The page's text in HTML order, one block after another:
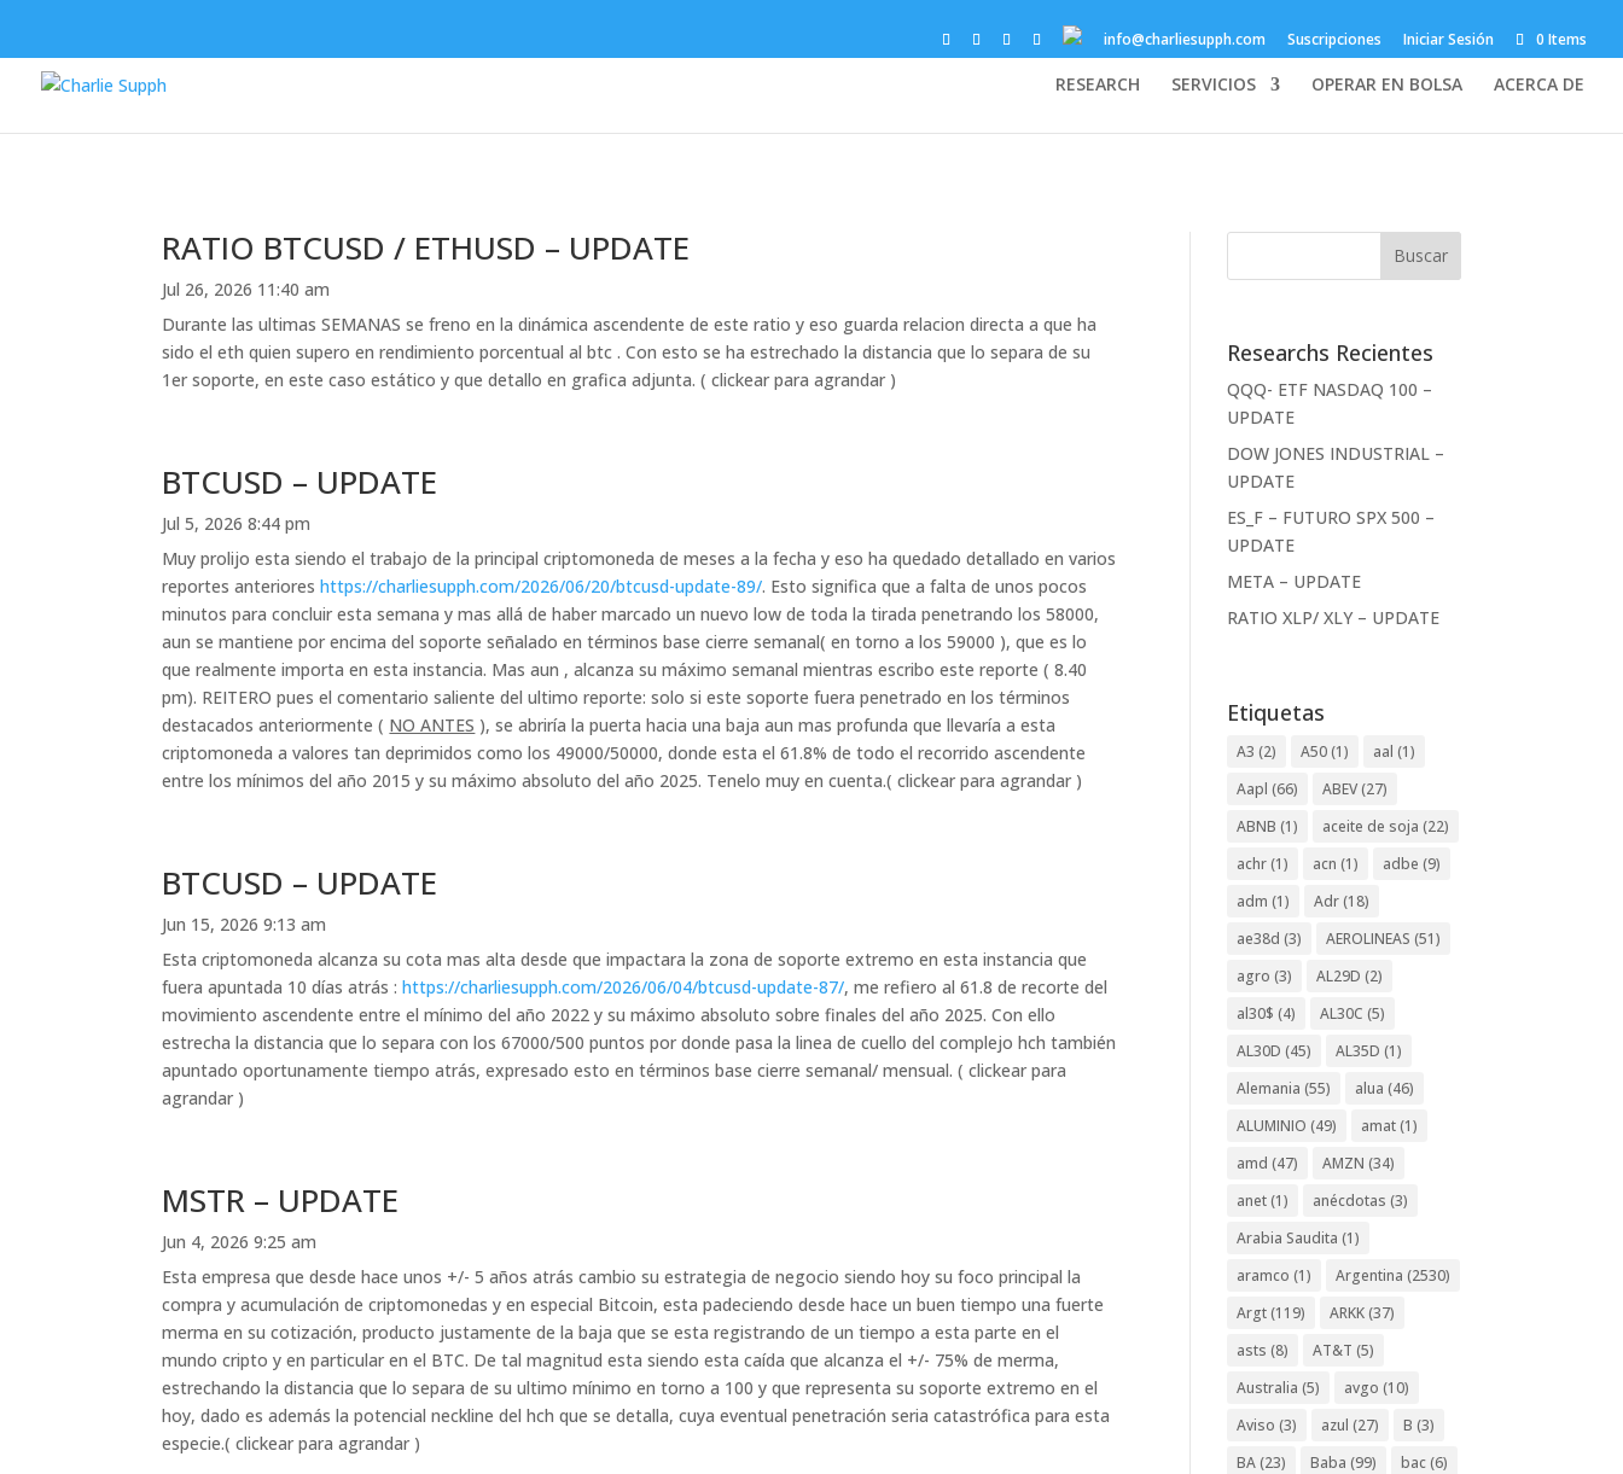
info@charliesupph.com Suscripciones Iniciar Sesión 0 Items
RESEARCH SERVICIOS OPERAR EN BOLSA ACERCA DE
RATIO BTCUSD / ETHUSD – UPDATE
Jul 26, 2026 11:40 am
Durante las ultimas SEMANAS se freno en la dinámica ascendente de este ratio y eso guarda relacion directa a que ha
sido el eth quien supero en rendimiento porcentual al btc . Con esto se ha estrechado la distancia que lo separa de su
1er soporte, en este caso estático y que detallo en grafica adjunta. ( clickear para agrandar )
BTCUSD – UPDATE
Jul 5, 2026 8:44 pm
Muy prolijo esta siendo el trabajo de la principal criptomoneda de meses a la fecha y eso ha quedado detallado en varios
reportes anterioreshttps://charliesupph.com/2026/06/20/btcusd-update-89/. Esto significa que a falta de unos pocos
minutos para concluir esta semana y mas allá de haber marcado un nuevo low de toda la tirada penetrando los 58000,
aun se mantiene por encima del soporte señalado en términos base cierre semanal( en torno a los 59000 ), que es lo
que realmente importa en esta instancia. Mas aun , alcanza su máximo semanal mientras escribo este reporte ( 8.40
pm). REITERO pues el comentario saliente del ultimo reporte: solo si este soporte fuera penetrado en los términos
destacados anteriormente ( NO ANTES ), se abriría la puerta hacia una baja aun mas profunda que llevaría a esta
criptomoneda a valores tan deprimidos como los 49000/50000, donde esta el 61.8% de todo el recorrido ascendente
entre los mínimos del año 2015 y su máximo absoluto del año 2025. Tenelo muy en cuenta.( clickear para agrandar )
BTCUSD – UPDATE
Jun 15, 2026 9:13 am
Esta criptomoneda alcanza su cota mas alta desde que impactara la zona de soporte extremo en esta instancia que
fuera apuntada 10 días atrás :https://charliesupph.com/2026/06/04/btcusd-update-87/, me refiero al 61.8 de recorte del
movimiento ascendente entre el mínimo del año 2022 y su máximo absoluto sobre finales del año 2025. Con ello
estrecha la distancia que lo separa con los 67000/500 puntos por donde pasa la linea de cuello del complejo hch también
apuntado oportunamente tiempo atrás, expresado esto en términos base cierre semanal/ mensual. ( clickear para
agrandar )
MSTR – UPDATE
Jun 4, 2026 9:25 am
Esta empresa que desde hace unos +/- 5 años atrás cambio su estrategia de negocio siendo hoy su foco principal la
compra y acumulación de criptomonedas y en especial Bitcoin, esta padeciendo desde hace un buen tiempo una fuerte
merma en su cotización, producto justamente de la baja que se esta registrando de un tiempo a esta parte en el
mundo cripto y en particular en el BTC. De tal magnitud esta siendo esta caída que alcanza el +/- 75% de merma,
estrechando la distancia que lo separa de su ultimo mínimo en torno a 100 y que representa su soporte extremo en el
hoy, dado es además la potencial neckline del hch que se detalla, cuya eventual penetración seria catastrófica para esta
especie.( clickear para agrandar )
Researchs Recientes
QQQ- ETF NASDAQ 100 –
UPDATE
DOW JONES INDUSTRIAL –
UPDATE
ES_F – FUTURO SPX 500 –
UPDATE
META – UPDATE
RATIO XLP/ XLY – UPDATE
Etiquetas
A3 (2) A50 (1) aal (1)
Aapl (66) ABEV (27)
ABNB (1) aceite de soja (22)
achr (1) acn (1) adbe (9)
adm (1) Adr (18)
ae38d (3) AEROLINEAS (51)
agro (3) AL29D (2)
al30$ (4) AL30C (5)
AL30D (45) AL35D (1)
Alemania (55) alua (46)
ALUMINIO (49) amat (1)
amd (47) AMZN (34)
anet (1) anécdotas (3)
Arabia Saudita (1)
aramco (1) Argentina (2530)
Argt (119) ARKK (37)
asts (8) AT&T (5)
Australia (5) avgo (10)
Aviso (3) azul (27) B (3)
BA (23) Baba (99) bac (6)